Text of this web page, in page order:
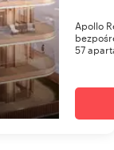
Apollo
57